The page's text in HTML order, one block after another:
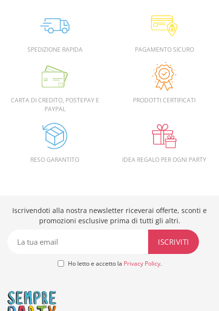
SPEDIZIONE RAPIDA PAGAMENTO SICURO
CARTA DI CREDITO, POSTEPAY E
PAYPAL
PRODOTTI CERTIFICATI
RESO GARANTITO IDEA REGALO PER OGNI PARTY
Iscrivendoti alla nostra newsletter riceverai offerte, sconti e
promozioni esclusive prima di tutti gli altri.
Ho letto e accetto la Privacy Policy.